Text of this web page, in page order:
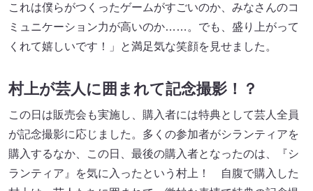
これは僕らがつくったゲームがすごいのか、みなさんのコ
ミュニケーション力が高いのか……。でも、盛り上がって
くれて嬉しいです！」と満足気な笑顔を見せました。
村上が芸人に囲まれて記念撮影！？
この日は販売会も実施し、購入者には特典として芸人全員
が記念撮影に応じました。多くの参加者がシランティアを
購入するなか、この日、最後の購入者となったのは、『シ
ランティア』を気に入ったという村上！ 自腹で購入した